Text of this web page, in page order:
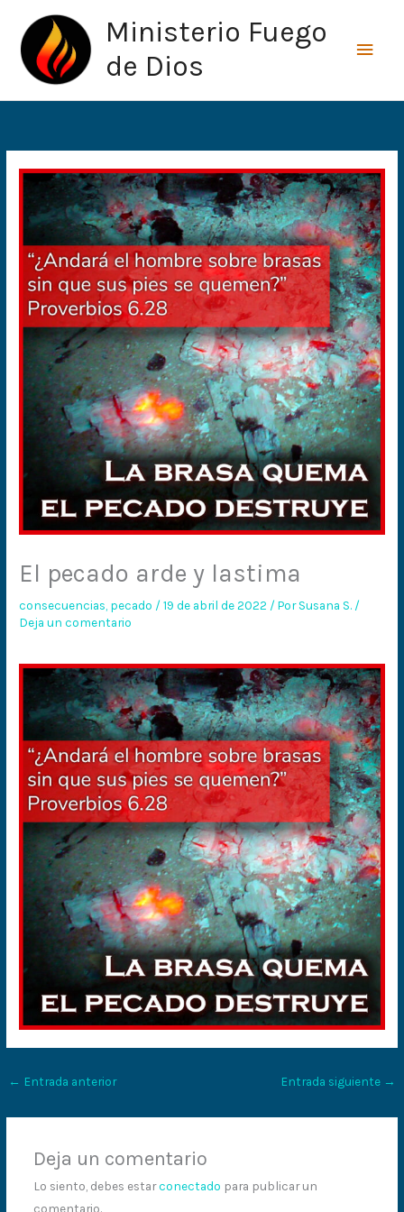
contenido
Ministerio Fuego
de Dios
El pecado arde y lastima
consecuencias, pecado /19 de abril de 2022 / PorSusana S. /
Deja un comentario
← Entrada anterior Entrada siguiente →
Deja un comentario
Lo siento, debes estarconectado para publicar un
comentario.